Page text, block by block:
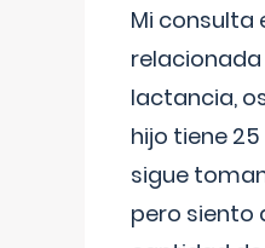
Mi consulta
relacionada
lactancia,
hijo tiene
sigue
pero siento